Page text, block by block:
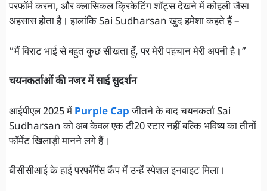
परफॉर्म करना, और क्लासिकल क्रिकेटिंग शॉट्स देखने में कोहली जैसा
अहसास होता है। हालांकि Sai Sudharsan खुद हमेशा कहते हैं –
“मैं विराट भाई से बहुत कुछ सीखता हूँ, पर मेरी पहचान मेरी अपनी है।”
चयनकर्ताओं की नजर में साई सुदर्शन
आईपीएल 2025 में Purple Cap जीतने के बाद चयनकर्ता Sai
Sudharsan को अब केवल एक टी20 स्टार नहीं बल्कि भविष्य का तीनों
फॉर्मेट खिलाड़ी मानने लगे हैं।
बीसीसीआई के हाई परफॉर्मेंस कैंप में उन्हें स्पेशल इनवाइट मिला।